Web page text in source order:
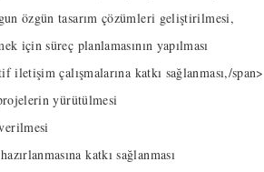
özgün tasarım çözümleri geliştirilmesi,
için süreç planlamasının yapılması
çalışmalarına katkı sağlanması,/span>
yürütülmesi
katkı sağlanması